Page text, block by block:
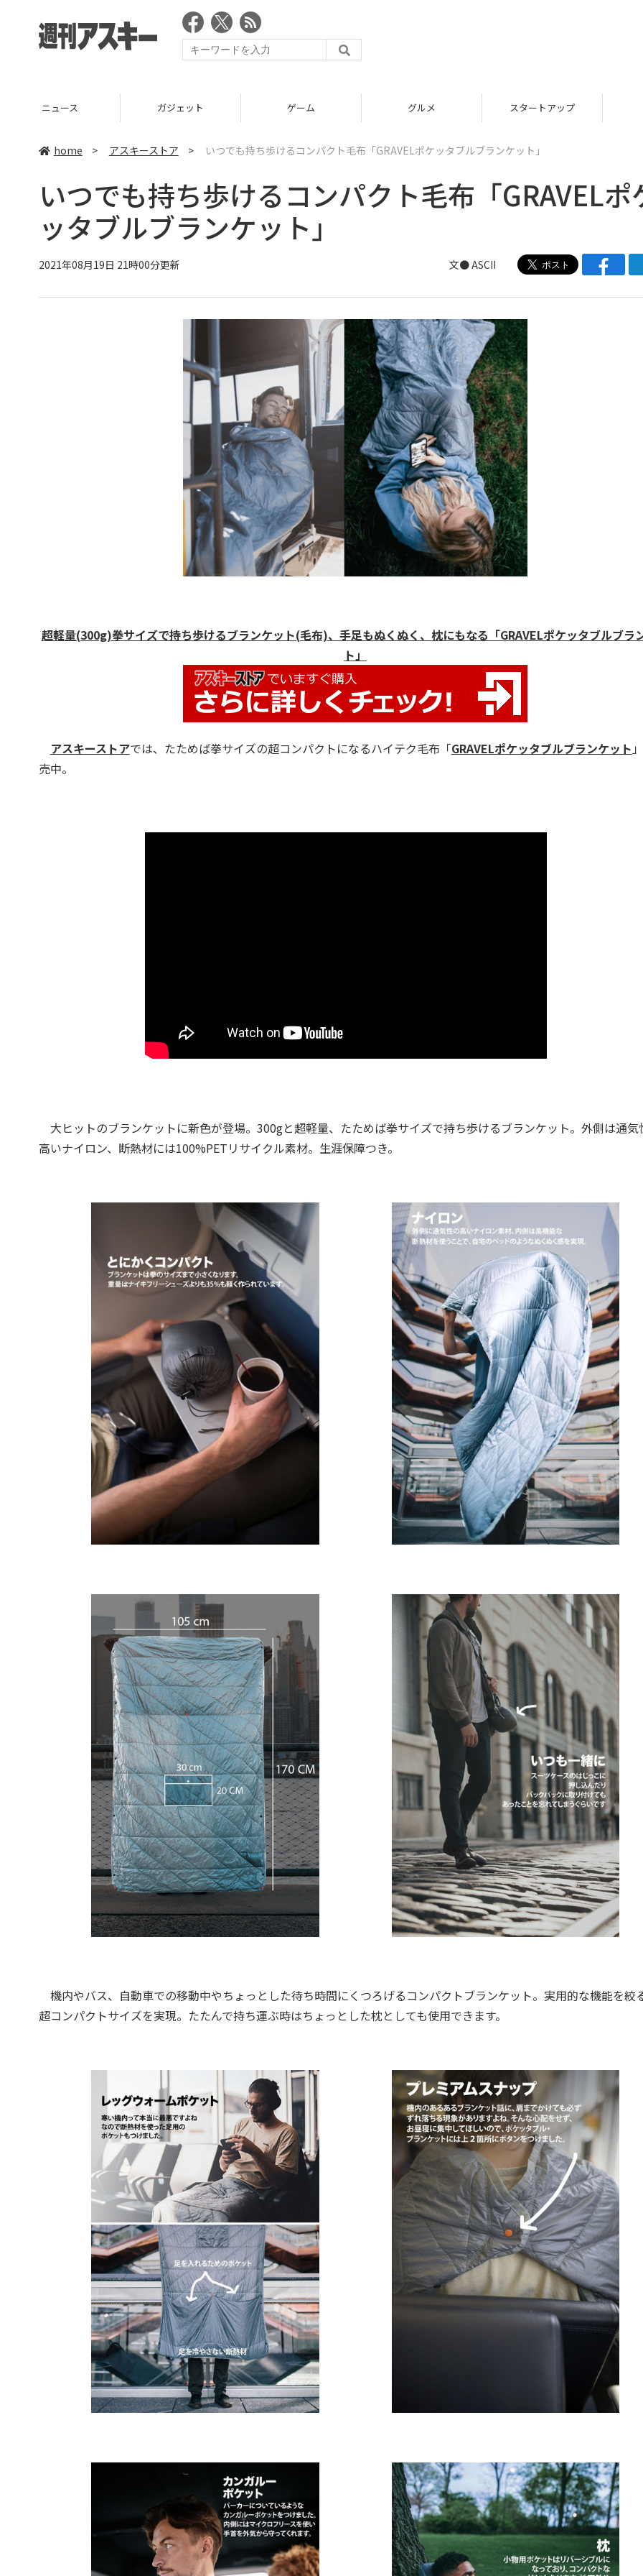
ニュース ガジェット ゲーム グルメ スタートアップ
home > アスキーストア > いつでも持ち歩けるコンパクト毛布「GRAVELポケッタブルブランケット」
いつでも持ち歩けるコンパクト毛布「GRAVELポ
ッタブルブランケット」
2021年08月19日 21時00分更新 文● ASCII
超軽量(300g)拳サイズで持ち歩けるブランケット(毛布)、手足もぬくぬく、枕にもなる「GRAVELポケッタブルブラ
ト」
アスキーストアでは、たためば拳サイズの超コンパクトになるハイテク毛布「GRAVELポケッタブルブランケット
売中。
大ヒットのブランケットに新色が登場。300gと超軽量、たためば拳サイズで持ち歩けるブランケット。外側は通気
高いナイロン、断熱材には100%PETリサイクル素材。生涯保障つき。
機内やバス、自動車での移動中やちょっとした待ち時間にくつろげるコンパクトブランケット。実用的な機能を絞
超コンパクトサイズを実現。たたんで持ち運ぶ時はちょっとした枕としても使用できます。